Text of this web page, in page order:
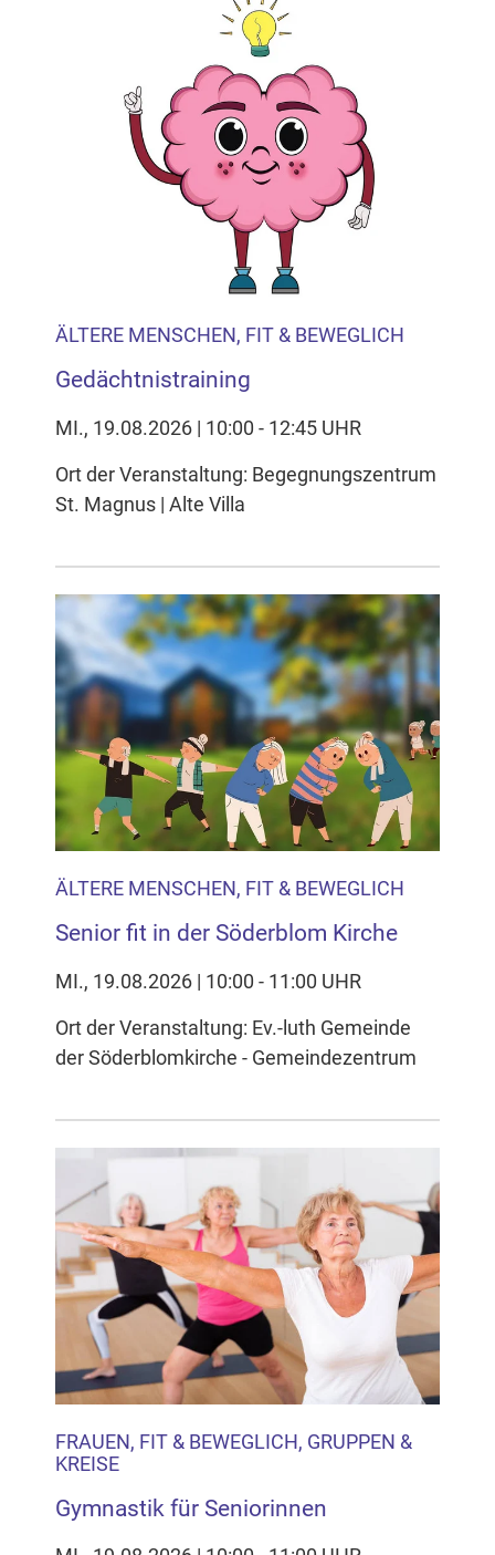
Mit dem Laden der Karte akzeptieren Sie, dass die
Anwendung Google Maps beim Aktivieren von
Inhalten Cookies auf Ihrem Gerät setzt, z.B. zwecks
Reichweitenmessung und profilbasierter Werbung.
zur Datenschutzerklärung
Hier können Sie Ihre Cookie-
Einstellungen anpassen
ÄLTERE MENSCHEN, FIT & BEWEGLICH
Gedächtnistraining
MI., 19.08.2026 | 10:00 - 12:45 UHR
Ort der Veranstaltung: Begegnungszentrum
St. Magnus | Alte Villa
ÄLTERE MENSCHEN, FIT & BEWEGLICH
Senior fit in der Söderblom Kirche
MI., 19.08.2026 | 10:00 - 11:00 UHR
Ort der Veranstaltung: Ev.-luth Gemeinde
der Söderblomkirche - Gemeindezentrum
FRAUEN, FIT & BEWEGLICH, GRUPPEN &
KREISE
Gymnastik für Seniorinnen